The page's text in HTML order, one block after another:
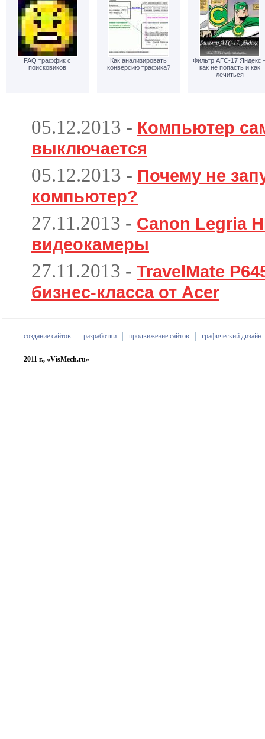
FAQ траффик с
поисковиков
Как анализировать
конверсию трафика?
Фильтр АГС-17 Яндекс
как не попасть и как
лечиться
05.12.2013 - Компьютер
выключается
05.12.2013 - Почему не
компьютер?
27.11.2013 - Canon Legria
видеокамеры
27.11.2013 - TravelMate
бизнес-класса от Acer
создание сайтов разработки продвижение сайтов графический дизайн
2011 г., «VisMech.ru»